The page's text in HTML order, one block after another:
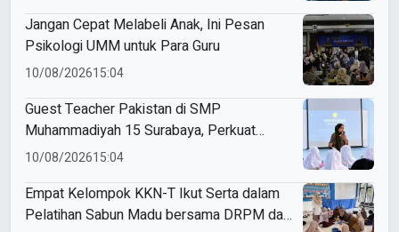
Jangan Cepat Melabeli Anak, Ini Pesan
Psikologi UMM untuk Para Guru
10/08/202615:04
Guest Teacher Pakistan di SMP
Muhammadiyah 15 Surabaya, Perkuat
Pembelajaran Matematika Berwawasan
10/08/202615:04
Empat Kelompok KKN-T Ikut Serta dalam
Pelatihan Sabun Madu bersama DRPM dan